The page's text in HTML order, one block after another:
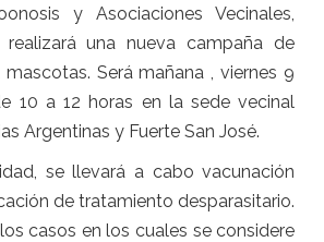
y Asociaciones Vecinales,
una nueva campaña de
mascotas. Serámañana ,viernes 9
10 a 12 horas en la sede vecinal
Argentinas y Fuerte San José.
se llevará a cabo vacunación
de tratamiento desparasitario.
casos en los cuales se considere